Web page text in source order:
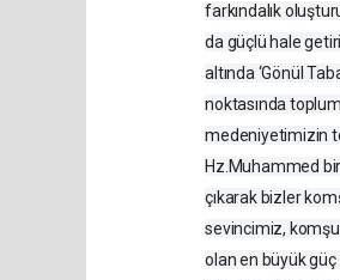
farkındalık
da güçlü hale
altında ‘Gönül
noktasında
medeniyetimizin
Hz.Muhammed
çıkarak bizler
sevincimiz,
olan en büyük güç